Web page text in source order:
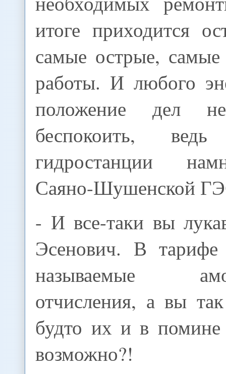
итоге приходится
самые острые,
работы. И любого
положение дел
беспокоить,
гидростанции
Саяно-Шушенской
- И все-таки вы
Эсенович. В тарифе
называемые
отчисления, а вы
будто их и в помине
возможно?!